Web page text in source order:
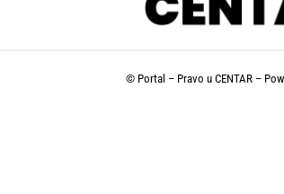
© Portal – Pravo u CENTAR –